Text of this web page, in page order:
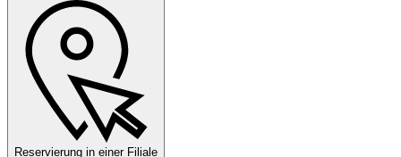
Reservierung in einer Filiale